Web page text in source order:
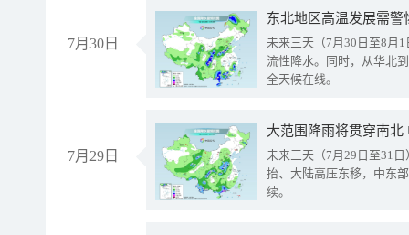
7月30日
东北地区高温发展需
未来三天（7月30日至8月
流性降水。同时，从华北
全天候在线。
7月29日
大范围降雨将贯穿南
未来三天（7月29日至31
抬、大陆高压东移，中东
续。